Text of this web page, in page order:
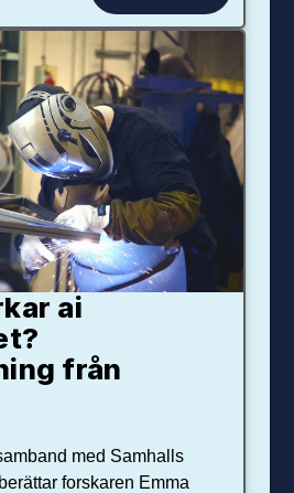
ai
från
med Samhalls
forskaren Emma